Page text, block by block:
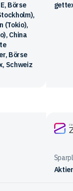
Börse
(Tokio),
China
Börse
Schweiz